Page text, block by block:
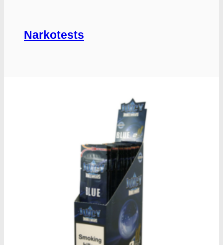
Narkotests
MDMA renhedstest
Ecstasy renhedstest